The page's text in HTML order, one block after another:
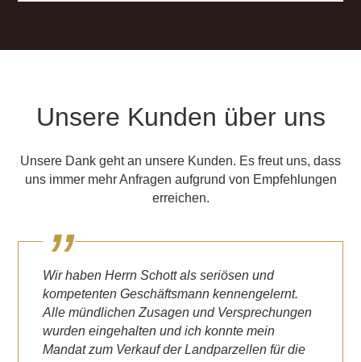
Unsere Kunden über uns
Unsere Dank geht an unsere Kunden. Es freut uns, dass
uns immer mehr Anfragen aufgrund von Empfehlungen
erreichen.
Wir haben Herrn Schott als seriösen und
kompetenten Geschäftsmann kennengelernt.
Alle mündlichen Zusagen und Versprechungen
wurden eingehalten und ich konnte mein
Mandat zum Verkauf der Landparzellen für die